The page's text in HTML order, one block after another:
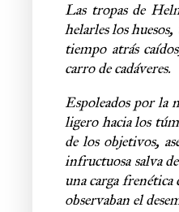
Las tropas de
helarles los
tiempo atrás
carro de cadáveres.
Espoleados por la
ligero hacia los
de los objetivos,
infructuosa salva
una carga
observaban el